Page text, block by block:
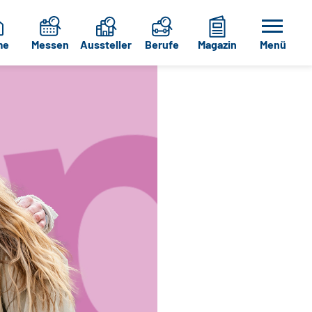
Messen Aussteller Berufe Magazin Menü